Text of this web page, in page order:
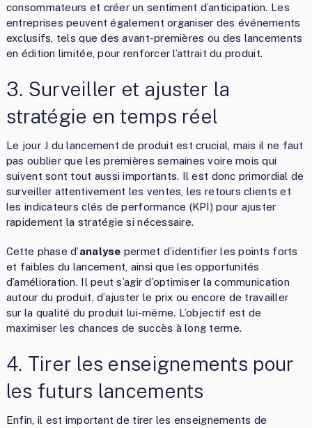
consommateurs et créer un sentiment d’anticipation. Les
entreprises peuvent également organiser des événements
exclusifs, tels que des avant-premières ou des lancements
en édition limitée, pour renforcer l’attrait du produit.
3. Surveiller et ajuster la
stratégie en temps réel
Le jour J du lancement de produit est crucial, mais il ne faut
pas oublier que les premières semaines voire mois qui
suivent sont tout aussi importants. Il est donc primordial de
surveiller attentivement les ventes, les retours clients et
les indicateurs clés de performance (KPI) pour ajuster
rapidement la stratégie si nécessaire.
Cette phase d’analyse permet d’identifier les points forts
et faibles du lancement, ainsi que les opportunités
d’amélioration. Il peut s’agir d’optimiser la communication
autour du produit, d’ajuster le prix ou encore de travailler
sur la qualité du produit lui-même. L’objectif est de
maximiser les chances de succès à long terme.
4. Tirer les enseignements pour
les futurs lancements
Enfin, il est important de tirer les enseignements de